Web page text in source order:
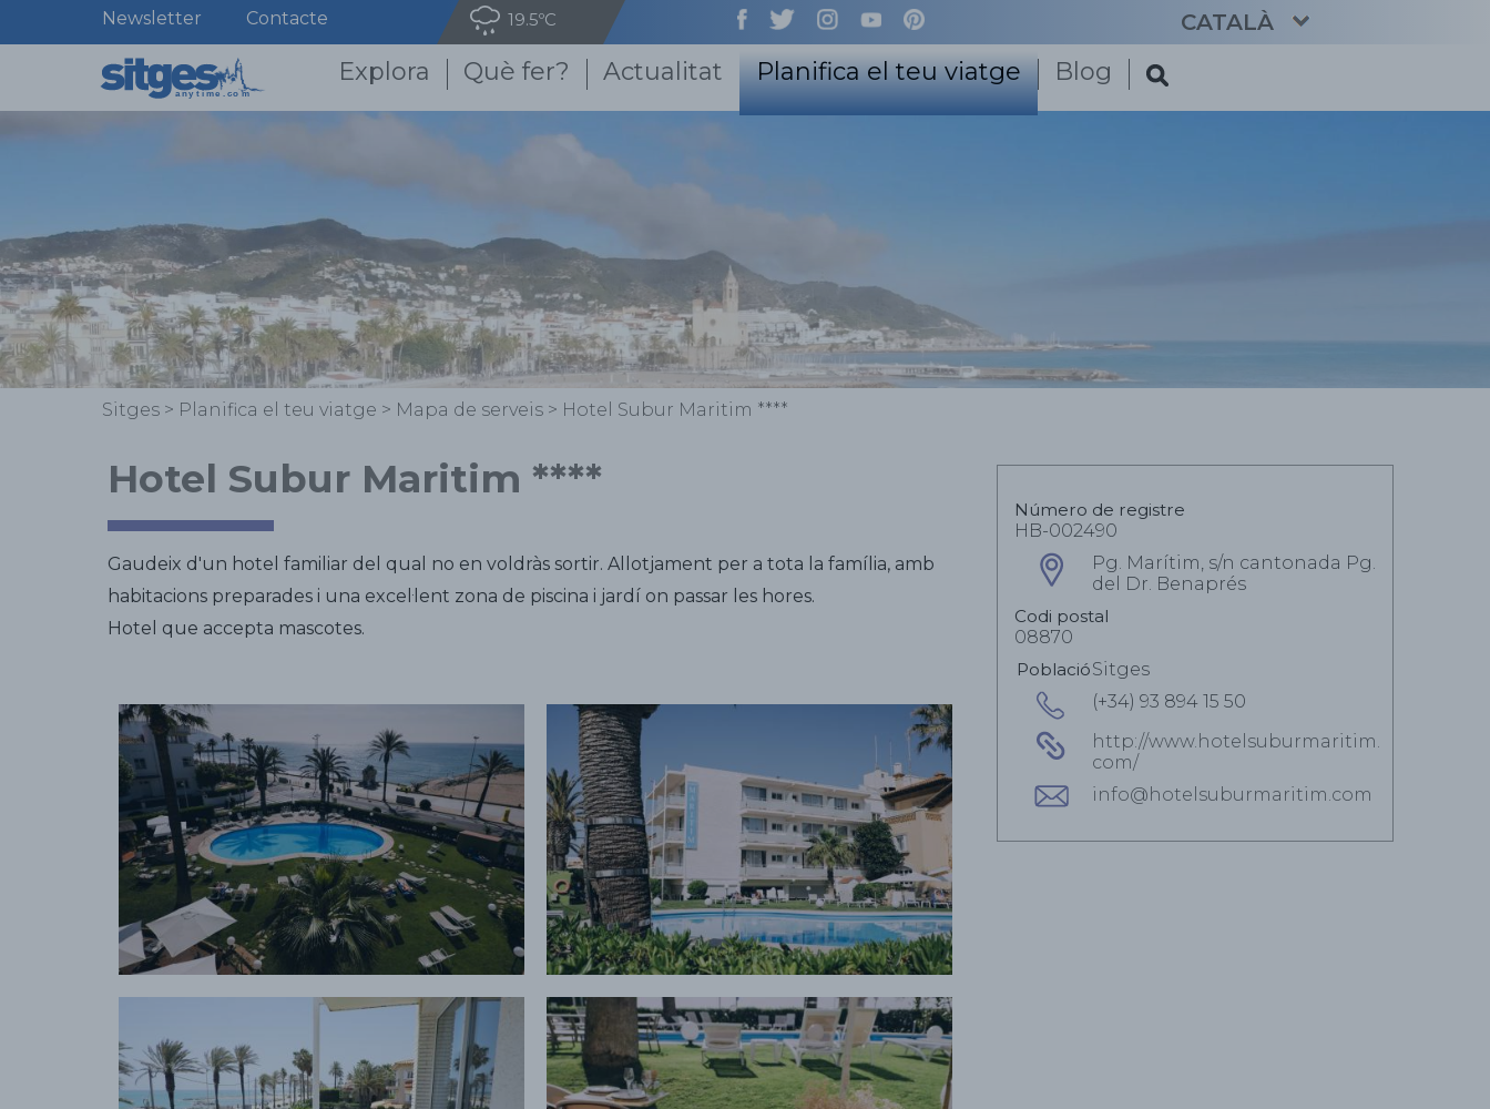
Newsletter Contacte 19.5ºC CATALÀ
Explora Què fer? Actualitat Planifica el teu viatge Blog
Sitges > Planifica el teu viatge > Mapa de serveis > Hotel Subur Maritim ****
Hotel Subur Maritim ****
Gaudeix d'un hotel familiar del qual no en voldràs sortir. Allotjament per a tota la família, amb
habitacions preparades i una excel·lent zona de piscina i jardí on passar les hores.
Hotel que accepta mascotes.
Número de registre
HB-002490
Pg. Marítim, s/n cantonada Pg.
del Dr. Benaprés
Codi postal
08870
PoblacióSitges
(+34) 93 894 15 50
http://www.hotelsuburmaritim.
com/
info@hotelsuburmaritim.com